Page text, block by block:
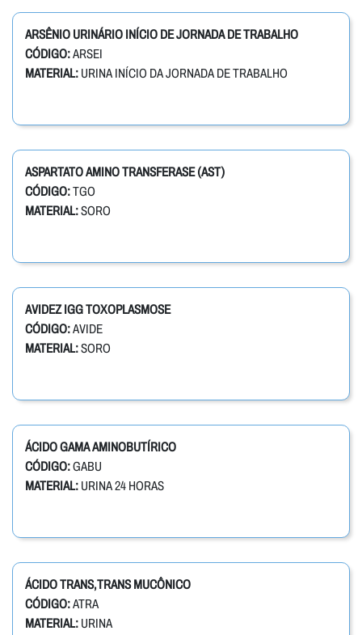
ARSÊNIO URINÁRIO INÍCIO DE JORNADA DE TRABALHO
CÓDIGO:ARSEI
MATERIAL: URINA INÍCIO DA JORNADA DE TRABALHO
ASPARTATO AMINO TRANSFERASE (AST)
CÓDIGO:TGO
MATERIAL:SORO
AVIDEZ IGG TOXOPLASMOSE
CÓDIGO:AVIDE
MATERIAL:SORO
ÁCIDO GAMA AMINOBUTÍRICO
CÓDIGO:GABU
MATERIAL: URINA 24 HORAS
ÁCIDO TRANS,TRANS MUCÔNICO
CÓDIGO:ATRA
MATERIAL: URINA